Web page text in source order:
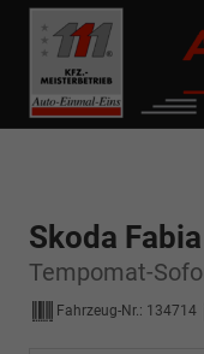
------------ Host Name :
Skoda Fabia
Tempomat-
Fahrzeug-Nr.: 134714